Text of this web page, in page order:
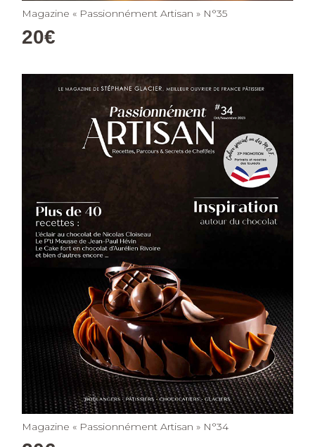
Magazine « Passionnément Artisan » N°35
20€
Magazine « Passionnément Artisan » N°34